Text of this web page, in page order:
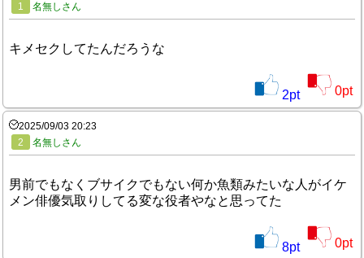
1
名無しさん
キメセクしてたんだろうな
2pt 0pt
2025/09/03 20:23
2
名無しさん
男前でもなくブサイクでもない何か魚類みたいな人がイケ
メン俳優気取りしてる変な役者やなと思ってた
8pt 0pt